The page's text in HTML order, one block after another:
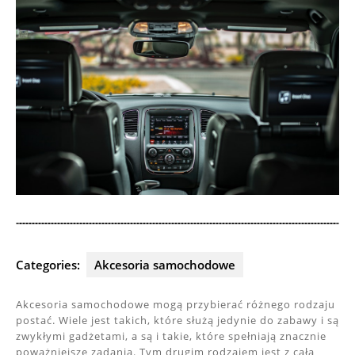
Categories: Akcesoria samochodowe
Akcesoria samochodowe mogą przybierać różnego rodzaju
postać. Wiele jest takich, które służą jedynie do zabawy i są
zwykłymi gadżetami, a są i takie, które spełniają znacznie
poważniejsze zadania. Tym drugim rodzajem jest z całą